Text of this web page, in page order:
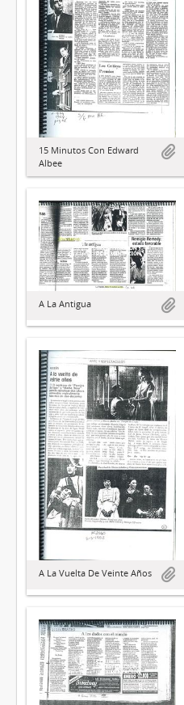
15 Minutos Con Edward
Albee
A La Antigua
A La Vuelta De Veinte Años